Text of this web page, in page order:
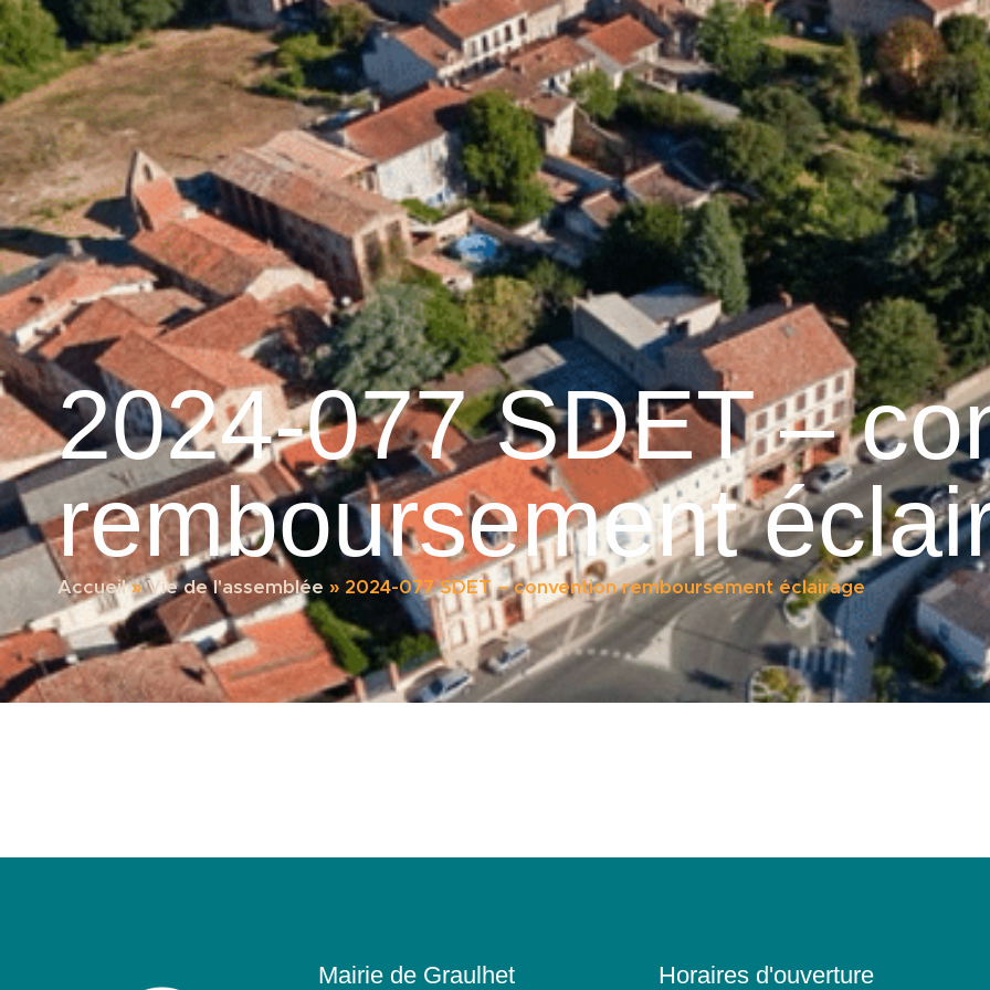
principal
Graulhet et le cuir Accueil Découvrir Graulhet Vie municipale Graulhet au quotidien
2024-077 SDET –
remboursement
Accueil»Vie de l'assemblée » 2024-077 SDET – convention remboursement éclairage
Mairie de Graulhet Horaires d'ouverture